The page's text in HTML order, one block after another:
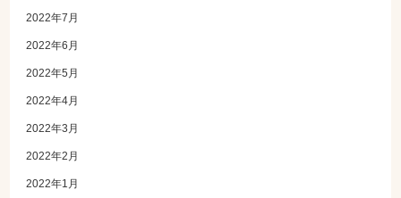
2022年7月
2022年6月
2022年5月
2022年4月
2022年3月
2022年2月
2022年1月